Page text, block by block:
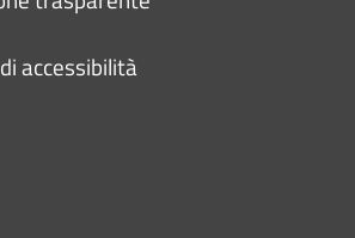
accessibilità